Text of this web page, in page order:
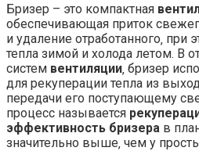
Бризер – это компактная
обеспечивающая приток
и удаление отработанного‚ при
тепла зимой и холода летом. В
систем вентиляции ‚ бризер
для рекуперации тепла из
передачи его поступающему
процесс называется
эффективность бризера в
значительно выше‚ чем у